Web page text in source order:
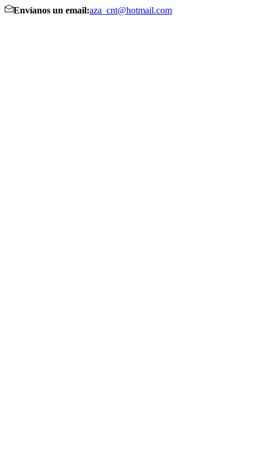
Envíanos un email:aza_cnt@hotmail.com